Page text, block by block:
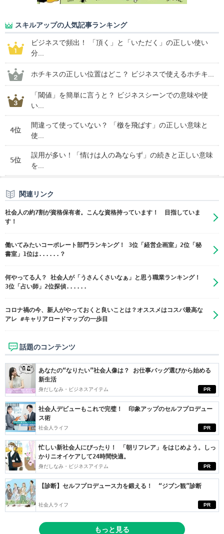
スキルアップの人気記事ランキング
ビジネスで頻出！ 「頂く」と「いただく」の正しい使い
分...
ホチキスの正しい位置はどこ？ ビジネスで使えるホチキ...
「閾値」を簡単に言うと？ ビジネスシーンでの意味や使
い...
4位
間違って使っていない？ 「檄を飛ばす」の正しい意味と
使...
5位
誤用が多い！「情けは人の為ならず」の続きと正しい意味
を...
関連リンク
社会人の約7割が資格保有者。こんな資格持っています！ 目指していま
す！
働いてみたいコーポレート部門ランキング！ 3位「経営企画室」2位「秘
書室」1位は......？
何やってる人？ 社会人が「うさんくさいなぁ」と思う職業ランキング！
3位「占い師」2位探偵......
コロナ禍の今、新人がやっておくと良いことは？オススメはコスパ最高な
アレ #キャリアロードマップの一歩目
話題のコンテンツ
PR
あなたの“なりたい”社会人像は？ お仕事バッグ選びから始める
新生活
身だしなみ・ビジネスアイテム
PR
社会人デビューもこれで完璧！ 印象アップのセルフプロデュー
ス術
社会人ライフ
PR
忙しい新社会人にぴったり！ 「朝リフレア」をはじめよう。しっ
かりニオイケアして24時間快適。
身だしなみ・ビジネスアイテム
PR
【診断】セルフプロデュース力を鍛える！ “ジブン観”診断
社会人ライフ
もっと見る